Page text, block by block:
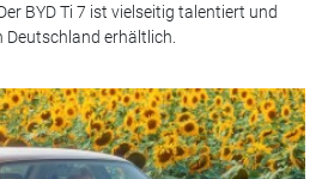
BYD Ti 7 ist vielseitig talentiert und
erhältlich.